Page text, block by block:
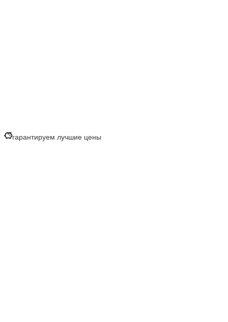
гарантируем лучшие цены